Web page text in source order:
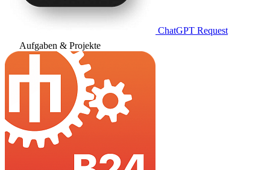
ChatGPT Request
Aufgaben & Projekte